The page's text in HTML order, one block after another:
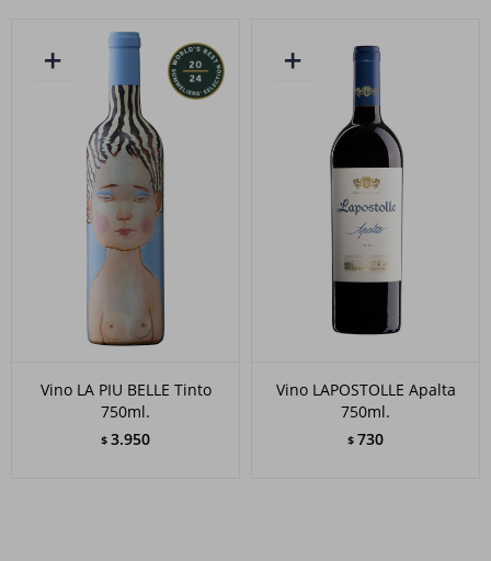
Vino LA PIU BELLE Tinto
750ml.
$ 3.950
Vino LAPOSTOLLE Apalta
750ml.
$ 730